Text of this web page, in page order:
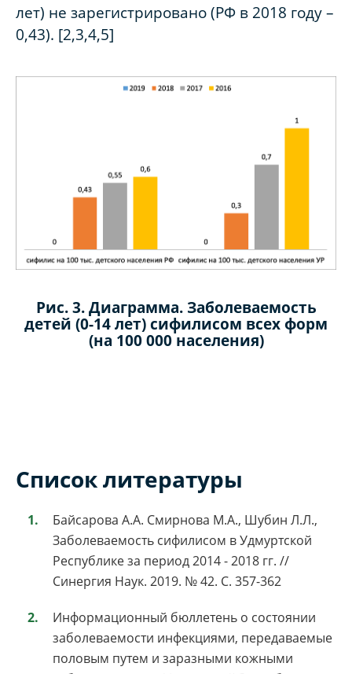
лет) не зарегистрировано (РФ в 2018 году –
0,43). [2,3,4,5]
Рис. 3. Диаграмма. Заболеваемость
детей (0-14 лет) сифилисом всех форм
(на 100 000 населения)
Список литературы
Байсарова А.А. Смирнова М.А., Шубин Л.Л.,
Заболеваемость сифилисом в Удмуртской
Республике за период 2014 - 2018 гг. //
Синергия Наук. 2019. № 42. С. 357-362
Информационный бюллетень о состоянии
заболеваемости инфекциями, передаваемые
половым путем и заразными кожными